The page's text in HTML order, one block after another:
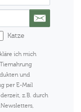
Katze
ich mich
und
per E-Mail
z.B. durch